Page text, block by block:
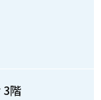
3階